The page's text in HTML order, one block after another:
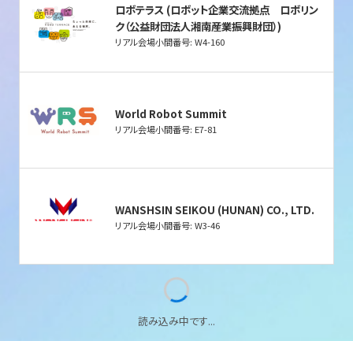
ロボテラス (ロボット企業交流拠点 ロボリン
ク（公益財団法人湘南産業振興財団）)
リアル会場小間番号: W4-160
World Robot Summit
リアル会場小間番号: E7-81
WANSHSIN SEIKOU (HUNAN) CO., LTD.
リアル会場小間番号: W3-46
読み込み中です...